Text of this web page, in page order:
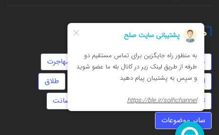
همه چیز درباره
موجر و مستاجر سفته عقد دائم
مهاجرت
انحصار وراثت
نفقه
طلاق
تنظیم قرارداد
عقد موقت
حضانت
سایر موضوعات